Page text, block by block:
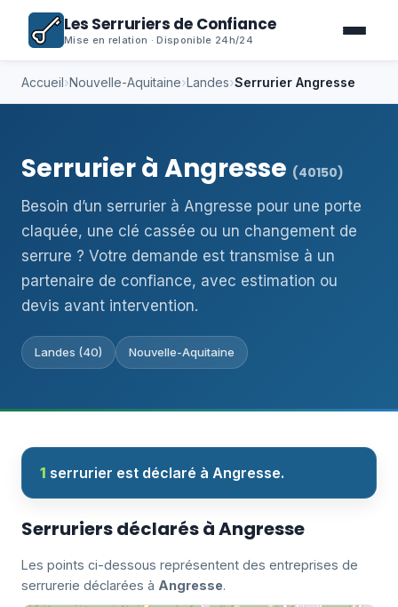
Les Serruriers de Confiance
Mise en relation · Disponible 24h/24
Accueil›Nouvelle-Aquitaine›Landes›Serrurier Angresse
Serrurier à Angresse (40150)
Besoin d’un serrurier à Angresse pour une porte
claquée, une clé cassée ou un changement de
serrure ? Votre demande est transmise à un
partenaire de confiance, avec estimation ou
devis avant intervention.
Landes (40) Nouvelle-Aquitaine
1 serrurier est déclaré à Angresse.
Serruriers déclarés à Angresse
Les points ci-dessous représentent des entreprises de
serrurerie déclarées à Angresse.